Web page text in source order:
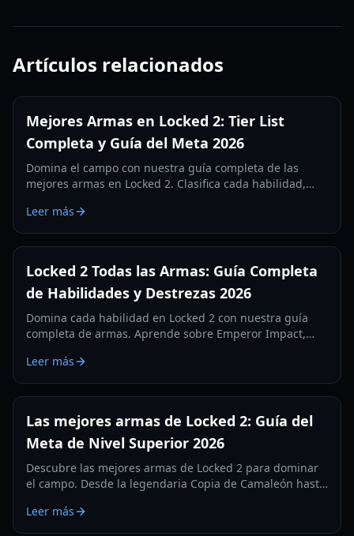
Artículos relacionados
Mejores Armas en Locked 2: Tier List
Completa y Guía del Meta 2026
Domina el campo con nuestra guía completa de las
mejores armas en Locked 2. Clasifica cada habilidad,
competitivos como para autos.
Leer más
Locked 2 Todas las Armas: Guía Completa
de Habilidades y Destrezas 2026
Domina cada habilidad en Locked 2 con nuestra guía
completa de armas. Aprende sobre Emperor Impact,
defensivas.
Leer más
Las mejores armas de Locked 2: Guía del
Meta de Nivel Superior 2026
Descubre las mejores armas de Locked 2 para dominar
el campo. Desde la legendaria Copia de Camaleón hasta
el meta de 2026.
Leer más